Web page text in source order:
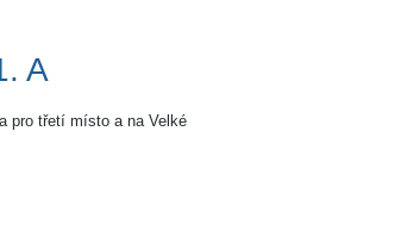
A
pro třetí místo a na Velké